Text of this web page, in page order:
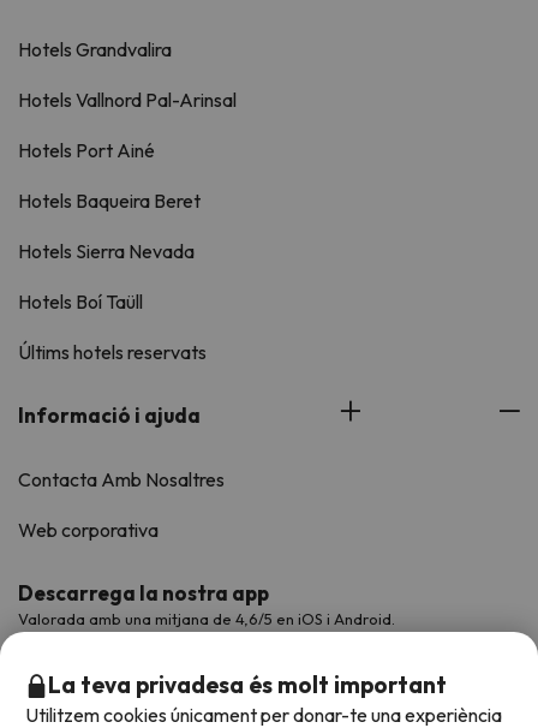
Hotels Grandvalira
Hotels Vallnord Pal-Arinsal
Hotels Port Ainé
Hotels Baqueira Beret
Hotels Sierra Nevada
Hotels Boí Taüll
Últims hotels reservats
Informació i ajuda
Contacta Amb Nosaltres
Web corporativa
Descarrega la nostra app
Valorada amb una mitjana de 4,6/5 en iOS i Android.
La teva privadesa és molt important
Utilitzem cookies únicament per donar-te una experiència